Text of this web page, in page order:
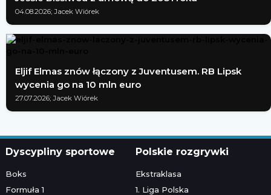
04.08.2026; Jacek Wiórek
Eljif Elmas znów łączony z Juventusem. RB Lipsk
wycenia go na 10 mln euro
27.07.2026; Jacek Wiórek
Dyscypliny sportowe
Boks
Formuła 1
Polskie rozgrywki
Ekstraklasa
1. Liga Polska